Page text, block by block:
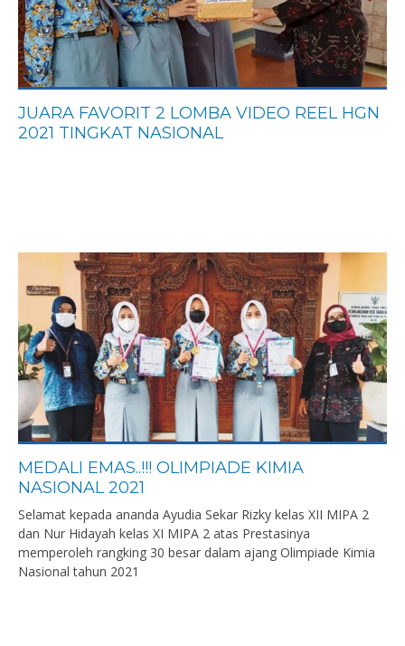
JUARA FAVORIT 2 LOMBA VIDEO REEL HGN
2021 TINGKAT NASIONAL
MEDALI EMAS..!!! OLIMPIADE KIMIA
NASIONAL 2021
Selamat kepada ananda Ayudia Sekar Rizky kelas XII MIPA 2
dan Nur Hidayah kelas XI MIPA 2 atas Prestasinya
memperoleh rangking 30 besar dalam ajang Olimpiade Kimia
Nasional tahun 2021